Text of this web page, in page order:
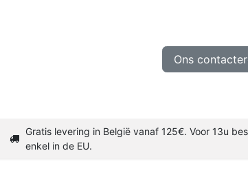
Blog
Ons
Gratis levering in België vanaf 125€. Voor 13u
enkel in de EU.